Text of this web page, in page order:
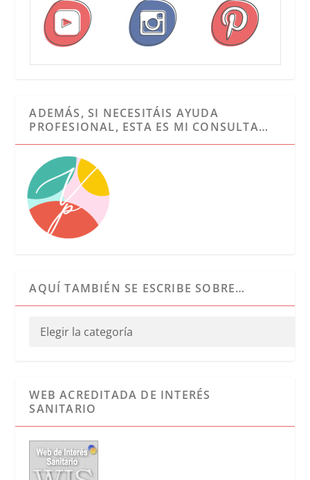
ADEMÁS, SI NECESITÁIS AYUDA
PROFESIONAL, ESTA ES MI CONSULTA…
AQUÍ TAMBIÉN SE ESCRIBE SOBRE…
WEB ACREDITADA DE INTERÉS
SANITARIO